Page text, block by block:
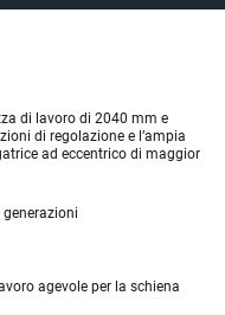
di lavoro di 2040 mm e
di regolazione e l’ampia
ad eccentrico di maggior
agevole per la schiena